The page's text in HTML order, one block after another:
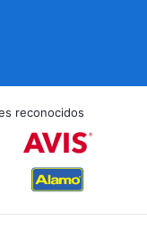
reconocidos